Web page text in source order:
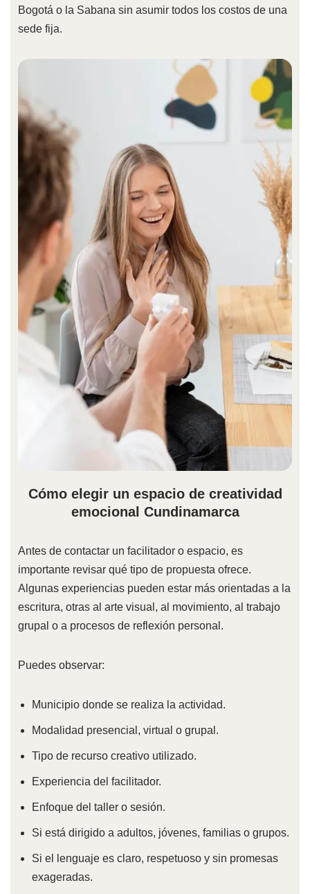
Bogotá o la Sabana sin asumir todos los costos de una
sede fija.
Cómo elegir un espacio de creatividad
emocional Cundinamarca
Antes de contactar un facilitador o espacio, es
importante revisar qué tipo de propuesta ofrece.
Algunas experiencias pueden estar más orientadas a la
escritura, otras al arte visual, al movimiento, al trabajo
grupal o a procesos de reflexión personal.
Puedes observar:
Municipio donde se realiza la actividad.
Modalidad presencial, virtual o grupal.
Tipo de recurso creativo utilizado.
Experiencia del facilitador.
Enfoque del taller o sesión.
Si está dirigido a adultos, jóvenes, familias o grupos.
Si el lenguaje es claro, respetuoso y sin promesas
exageradas.